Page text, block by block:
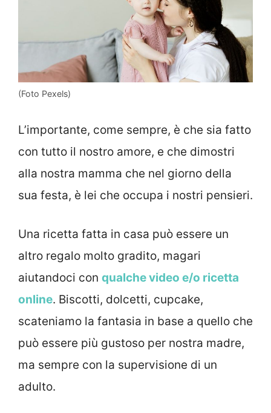
(Foto Pexels)
L’importante, come sempre, è che sia fatto
con tutto il nostro amore, e che dimostri
alla nostra mamma che nel giorno della
sua festa, è lei che occupa i nostri pensieri.
Una ricetta fatta in casa può essere un
altro regalo molto gradito, magari
aiutandoci con qualche video e/o ricetta
online. Biscotti, dolcetti, cupcake,
scateniamo la fantasia in base a quello che
può essere più gustoso per nostra madre,
ma sempre con la supervisione di un
adulto.